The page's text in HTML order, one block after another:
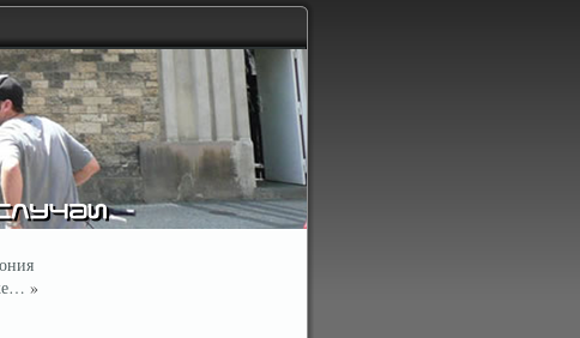
»